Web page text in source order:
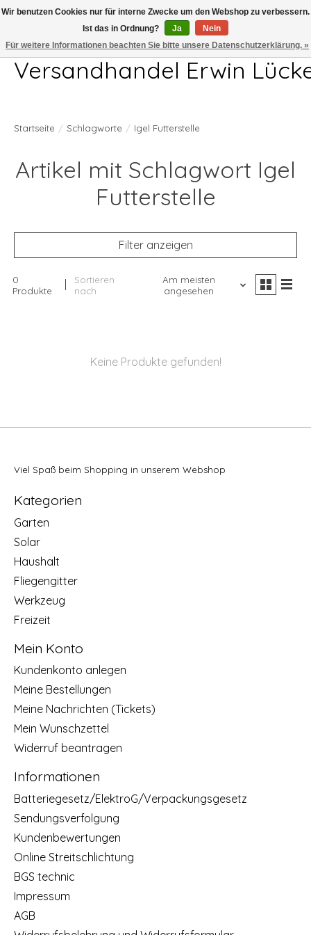
Telefon 04407 715872 MO-DO 7.00-17.00Uhr FR 7.00-13.00Uhr
Versandhandel Erwin
Startseite / Schlagworte / Igel Futterstelle
Artikel mit Schlagwort Igel
Futterstelle
Filter anzeigen
0
Produkte
Sortieren
nach
Am meisten
angesehen
Keine Produkte gefunden!
Viel Spaß beim Shopping in unserem Webshop
Kategorien
Garten
Solar
Haushalt
Fliegengitter
Werkzeug
Freizeit
Mein Konto
Kundenkonto anlegen
Meine Bestellungen
Meine Nachrichten (Tickets)
Mein Wunschzettel
Widerruf beantragen
Informationen
Batteriegesetz/ElektroG/Verpackungsgesetz
Sendungsverfolgung
Kundenbewertungen
Online Streitschlichtung
BGS technic
Impressum
AGB
Wir benutzen Cookies nur für interne Zwecke um den Webshop zu verbessern.
Ist das in Ordnung?
Ja
Nein
Für weitere Informationen beachten Sie bitte unsere Datenschutzerklärung. »